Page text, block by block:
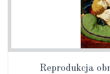
Reprodukcja